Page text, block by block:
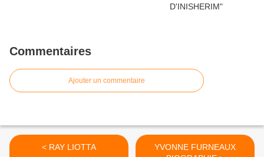
Commentaires
Ajouter un commentaire
< RAY LIOTTA
YVONNE FURNEAUX